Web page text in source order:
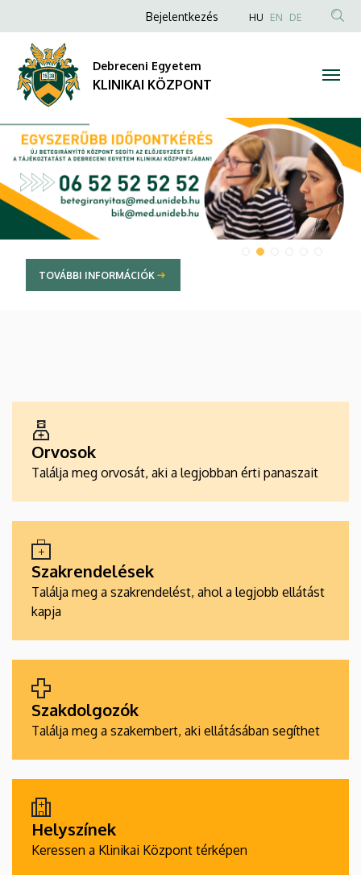
KÖZPONT
Anonim
fiók
menüje
Bejelentkezés HU EN DE
Debreceni Egyetem
KLINIKAI KÖZPONT
DIAVETÍTÉS
TOVÁBBI INFORMÁCIÓK
SZOLGÁLTATÁSKERESŐK
Orvosok
Találja meg orvosát, aki a legjobban érti panaszait
Szakrendelések
Találja meg a szakrendelést, ahol a legjobb ellátást
kapja
Szakdolgozók
Találja meg a szakembert, aki ellátásában segíthet
Helyszínek
Keressen a Klinikai Központ térképen